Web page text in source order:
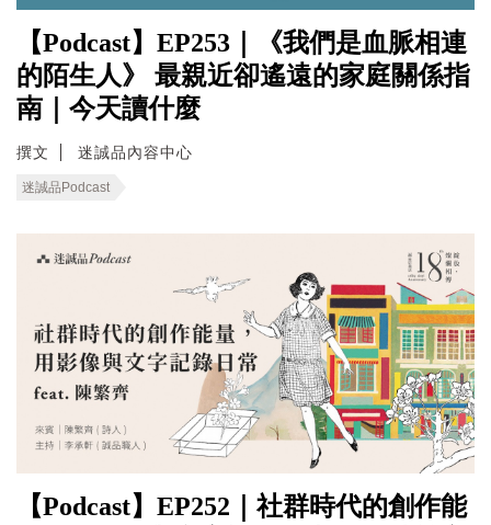
【Podcast】EP253｜《我們是血脈相連
的陌生人》 最親近卻遙遠的家庭關係指
南｜今天讀什麼
撰文 迷誠品內容中心
迷誠品Podcast
【Podcast】EP252｜社群時代的創作能